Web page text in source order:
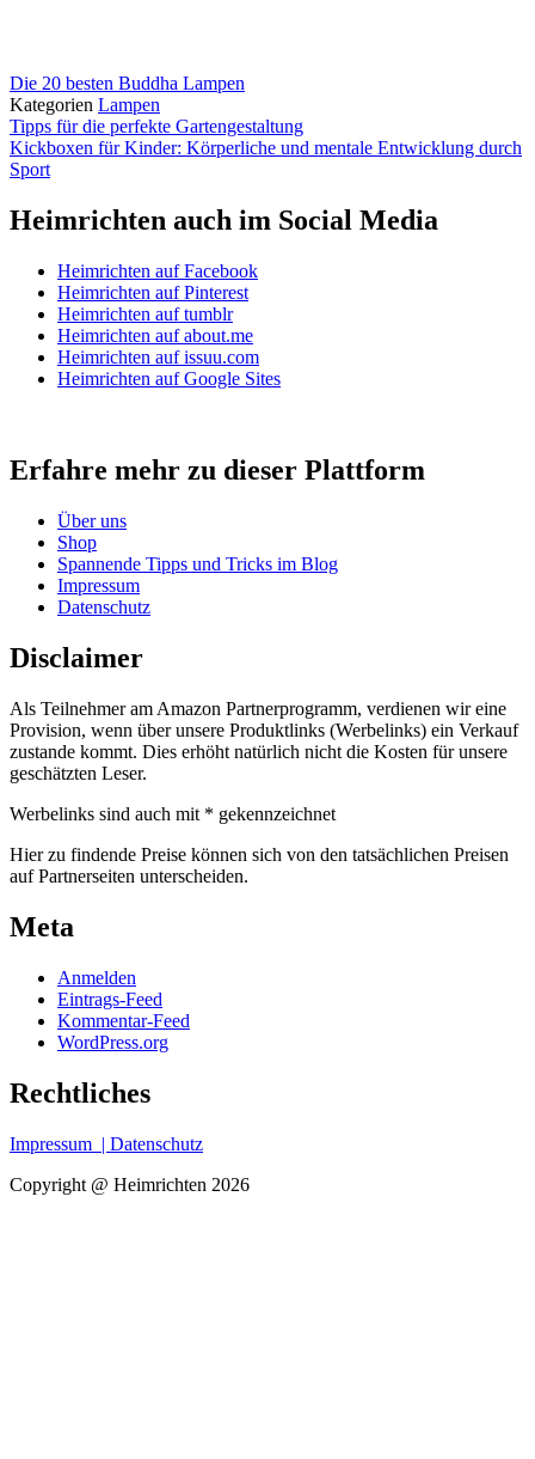
Die 20 besten Buddha Lampen
Kategorien Lampen
Tipps für die perfekte Gartengestaltung
Kickboxen für Kinder: Körperliche und mentale Entwicklung durch
Sport
Heimrichten auch im Social Media
Heimrichten auf Facebook
Heimrichten auf Pinterest
Heimrichten auf tumblr
Heimrichten auf about.me
Heimrichten auf issuu.com
Heimrichten auf Google Sites
Erfahre mehr zu dieser Plattform
Über uns
Shop
Spannende Tipps und Tricks im Blog
Impressum
Datenschutz
Disclaimer
Als Teilnehmer am Amazon Partnerprogramm, verdienen wir eine
Provision, wenn über unsere Produktlinks (Werbelinks) ein Verkauf
zustande kommt. Dies erhöht natürlich nicht die Kosten für unsere
geschätzten Leser.
Werbelinks sind auch mit * gekennzeichnet
Hier zu findende Preise können sich von den tatsächlichen Preisen
auf Partnerseiten unterscheiden.
Meta
Anmelden
Eintrags-Feed
Kommentar-Feed
WordPress.org
Rechtliches
Impressum | Datenschutz
Copyright @ Heimrichten 2026